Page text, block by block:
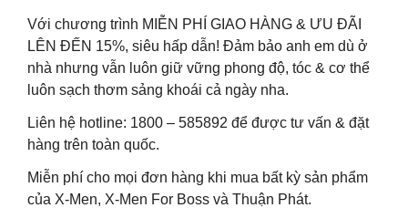
Với chương trình MIỄN PHÍ GIAO HÀNG & ƯU ĐÃI
LÊN ĐẾN 15%, siêu hấp dẫn! Đảm bảo anh em dù ở
nhà nhưng vẫn luôn giữ vững phong độ, tóc & cơ thể
luôn sạch thơm sảng khoái cả ngày nha.
Liên hệ hotline: 1800 – 585892 để được tư vấn & đặt
hàng trên toàn quốc.
Miễn phí cho mọi đơn hàng khi mua bất kỳ sản phẩm
của X-Men, X-Men For Boss và Thuận Phát.